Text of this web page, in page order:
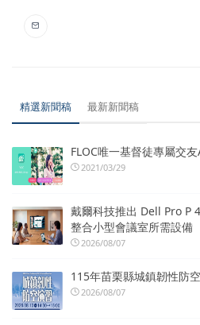
精選新聞稿 最新新聞稿
FLOC唯一基督徒專屬交
2021/03/29
戴爾科技推出 Dell Pro P
整合小型會議室所需設備
2026/08/07
115年苗栗縣城鎮韌性防空
2026/08/07